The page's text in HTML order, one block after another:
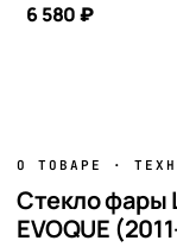
6 580 ₽
О ТОВАРЕ ·
Стекло фары
EVOQUE